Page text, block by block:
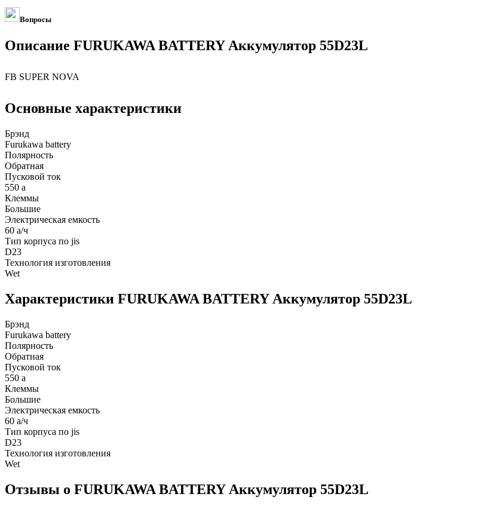
Вопросы
Описание FURUKAWA BATTERY Аккумулятор 55D23L
FB SUPER NOVA
Основные характеристики
Брэнд
Furukawa battery
Полярность
Обратная
Пусковой ток
550 а
Клеммы
Большие
Электрическая емкость
60 а/ч
Тип корпуса по jis
D23
Технология изготовления
Wet
Характеристики FURUKAWA BATTERY Аккумулятор 55D23L
Брэнд
Furukawa battery
Полярность
Обратная
Пусковой ток
550 а
Клеммы
Большие
Электрическая емкость
60 а/ч
Тип корпуса по jis
D23
Технология изготовления
Wet
Отзывы о FURUKAWA BATTERY Аккумулятор 55D23L